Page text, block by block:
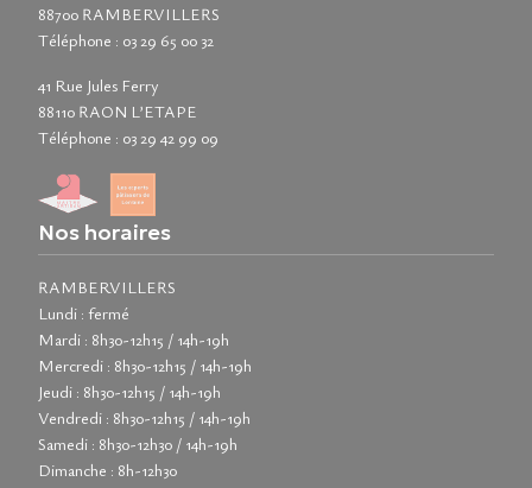
88700 RAMBERVILLERS
Téléphone : 03 29 65 00 32
41 Rue Jules Ferry
88110 RAON L’ETAPE
Téléphone : 03 29 42 99 09
Nos horaires
RAMBERVILLERS
Lundi : fermé
Mardi : 8h30-12h15 / 14h-19h
Mercredi : 8h30-12h15 / 14h-19h
Jeudi : 8h30-12h15 / 14h-19h
Vendredi : 8h30-12h15 / 14h-19h
Samedi : 8h30-12h30 / 14h-19h
Dimanche : 8h-12h30